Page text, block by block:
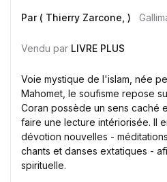
Par ( Thierry Zarcone, )
Vendu par LIVRE PLUS
Voie mystique de l'islam, née
Mahomet, le soufisme repose
Coran possède un sens caché
faire une lecture intériorisée. Il
dévotion nouvelles -
chants et danses extatiques -
spirituelle.